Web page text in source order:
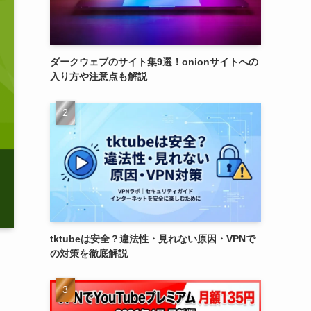
ダークウェブのサイト集9選！onionサイトへの
入り方や注意点も解説
tktubeは安全？違法性・見れない原因・VPNで
の対策を徹底解説